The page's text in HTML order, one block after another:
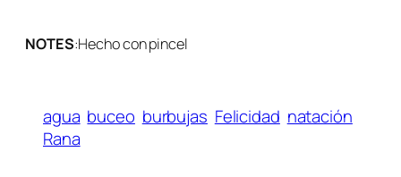
NOTES:Hecho con pincel
agua buceo burbujas Felicidad natación
Rana